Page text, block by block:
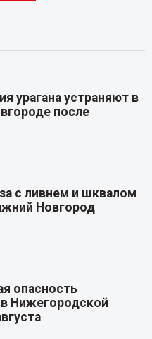
урагана устраняют в
после
с ливнем и шквалом
Новгород
опасность
Нижегородской